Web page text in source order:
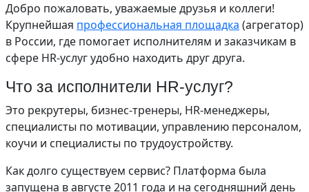
Добро пожаловать, уважаемые друзья и коллеги!
Крупнейшая профессиональная площадка (агрегатор)
в России, где помогает исполнителям и заказчикам в
сфере HR-услуг удобно находить друг друга.
Что за исполнители HR-услуг?
Это рекрутеры, бизнес-тренеры, HR-менеджеры,
специалисты по мотивации, управлению персоналом,
коучи и специалисты по трудоустройству.
Как долго существуем сервис? Платформа была
запущена в августе 2011 года и на сегодняшний день